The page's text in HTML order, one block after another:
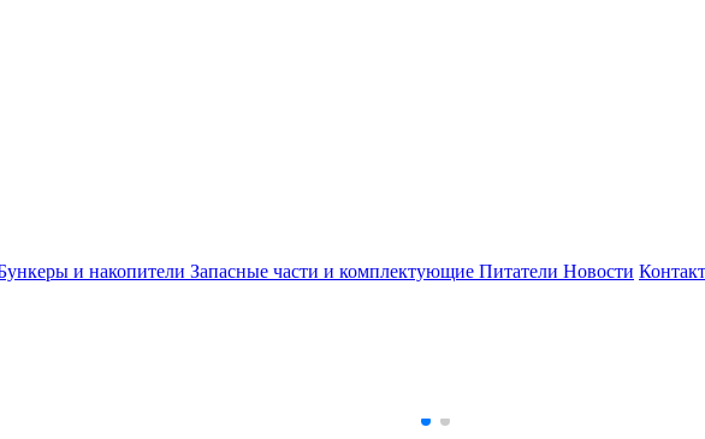
и накопители Запасные части и комплектующие Питатели Новости